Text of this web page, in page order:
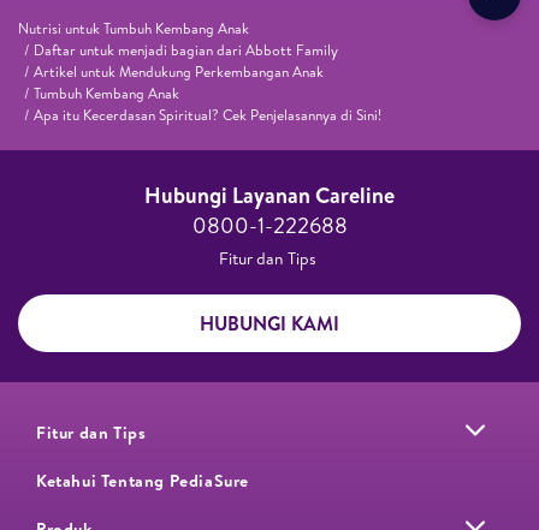
Nutrisi untuk Tumbuh Kembang Anak
Daftar untuk menjadi bagian dari Abbott Family
Artikel untuk Mendukung Perkembangan Anak
Tumbuh Kembang Anak
Apa itu Kecerdasan Spiritual? Cek Penjelasannya di Sini!
Hubungi Layanan Careline​
0800-1-222688​
Fitur dan Tips ​
HUBUNGI KAMI
Fitur dan Tips
Ketahui Tentang PediaSure